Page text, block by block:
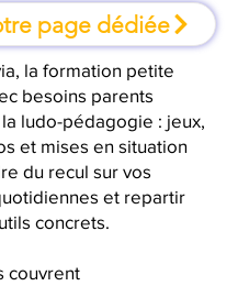
page dédiée
la formation petite
besoins parents
ludo-pédagogie : jeux,
et mises en situation
du recul sur vos
et repartir
concrets.
couvrent